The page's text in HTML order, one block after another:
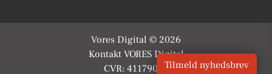
Vores Digital © 2026
Kontakt VORES Digital
CVR: 41179082Tilmeld nyhedsbrev